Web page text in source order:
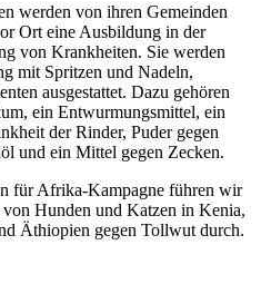
werden von ihren Gemeinden
Ort eine Ausbildung in der
von Krankheiten. Sie werden
mit Spritzen und Nadeln,
ausgestattet. Dazu gehören
ein Entwurmungsmittel, ein
der Rinder, Puder gegen
und ein Mittel gegen Zecken.
für Afrika-Kampagne führen wir
Hunden und Katzen in Kenia,
Äthiopien gegen Tollwut durch.